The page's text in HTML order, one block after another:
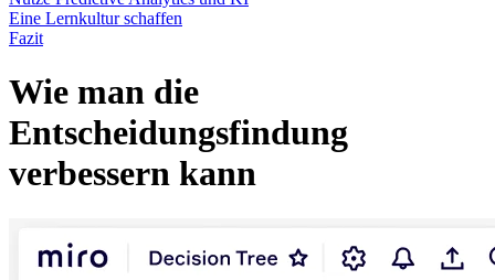
Digitaler Arbeitsplatz
Customer Experience & Service Design
Lernen
Erfolgsgeschichten
Academy
Webinare
Reforge Learning
Community & Support
Community
Blog
Eine Lernkultur schaffen
Fazit
Wie man die
Entscheidungsfindung
verbessern kann